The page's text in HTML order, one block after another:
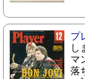
プ
し
マ
落